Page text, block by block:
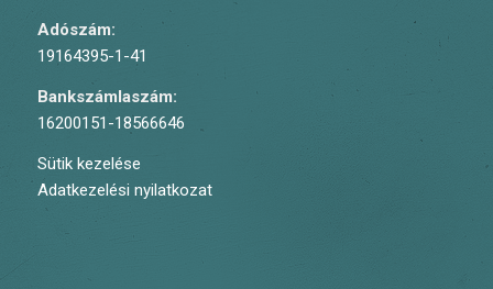
Adószám:
19164395-1-41
Bankszámlaszám:
16200151-18566646
Sütik kezelése
Adatkezelési nyilatkozat